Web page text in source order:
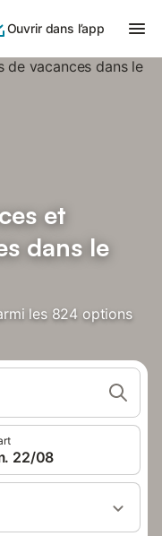
Ouvrir dans l’app
et
dans le
les 824 options
22/08